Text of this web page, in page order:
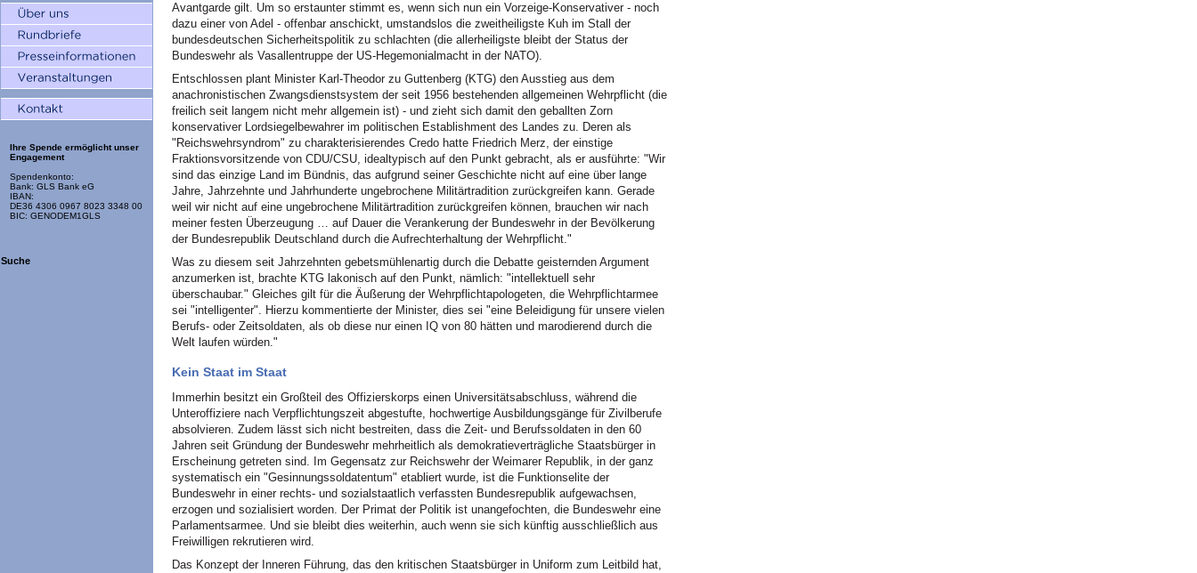
Ihre Spende ermöglicht unser
Engagement
Spendenkonto:
Bank: GLS Bank eG
IBAN:
DE36 4306 0967 8023 3348 00
BIC: GENODEM1GLS
Suche
Avantgarde gilt. Um so erstaunter stimmt es, wenn sich nun ein Vorzeige-Konservativer - noch
dazu einer von Adel - offenbar anschickt, umstandslos die zweitheiligste Kuh im Stall der
bundesdeutschen Sicherheitspolitik zu schlachten (die allerheiligste bleibt der Status der
Bundeswehr als Vasallentruppe der US-Hegemonialmacht in der NATO).
Entschlossen plant Minister Karl-Theodor zu Guttenberg (KTG) den Ausstieg aus dem
anachronistischen Zwangsdienstsystem der seit 1956 bestehenden allgemeinen Wehrpflicht (die
freilich seit langem nicht mehr allgemein ist) - und zieht sich damit den geballten Zorn
konservativer Lordsiegelbewahrer im politischen Establishment des Landes zu. Deren als
"Reichswehrsyndrom" zu charakterisierendes Credo hatte Friedrich Merz, der einstige
Fraktionsvorsitzende von CDU/CSU, idealtypisch auf den Punkt gebracht, als er ausführte: "Wir
sind das einzige Land im Bündnis, das aufgrund seiner Geschichte nicht auf eine über lange
Jahre, Jahrzehnte und Jahrhunderte ungebrochene Militärtradition zurückgreifen kann. Gerade
weil wir nicht auf eine ungebrochene Militärtradition zurückgreifen können, brauchen wir nach
meiner festen Überzeugung … auf Dauer die Verankerung der Bundeswehr in der Bevölkerung
der Bundesrepublik Deutschland durch die Aufrechterhaltung der Wehrpflicht."
Was zu diesem seit Jahrzehnten gebetsmühlenartig durch die Debatte geisternden Argument
anzumerken ist, brachte KTG lakonisch auf den Punkt, nämlich: "intellektuell sehr
überschaubar." Gleiches gilt für die Äußerung der Wehrpflichtapologeten, die Wehrpflichtarmee
sei "intelligenter". Hierzu kommentierte der Minister, dies sei "eine Beleidigung für unsere vielen
Berufs- oder Zeitsoldaten, als ob diese nur einen IQ von 80 hätten und marodierend durch die
Welt laufen würden."
Kein Staat im Staat
Immerhin besitzt ein Großteil des Offizierskorps einen Universitätsabschluss, während die
Unteroffiziere nach Verpflichtungszeit abgestufte, hochwertige Ausbildungsgänge für Zivilberufe
absolvieren. Zudem lässt sich nicht bestreiten, dass die Zeit- und Berufssoldaten in den 60
Jahren seit Gründung der Bundeswehr mehrheitlich als demokratieverträgliche Staatsbürger in
Erscheinung getreten sind. Im Gegensatz zur Reichswehr der Weimarer Republik, in der ganz
systematisch ein "Gesinnungssoldatentum" etabliert wurde, ist die Funktionselite der
Bundeswehr in einer rechts- und sozialstaatlich verfassten Bundesrepublik aufgewachsen,
erzogen und sozialisiert worden. Der Primat der Politik ist unangefochten, die Bundeswehr eine
Parlamentsarmee. Und sie bleibt dies weiterhin, auch wenn sie sich künftig ausschließlich aus
Freiwilligen rekrutieren wird.
Das Konzept der Inneren Führung, das den kritischen Staatsbürger in Uniform zum Leitbild hat,